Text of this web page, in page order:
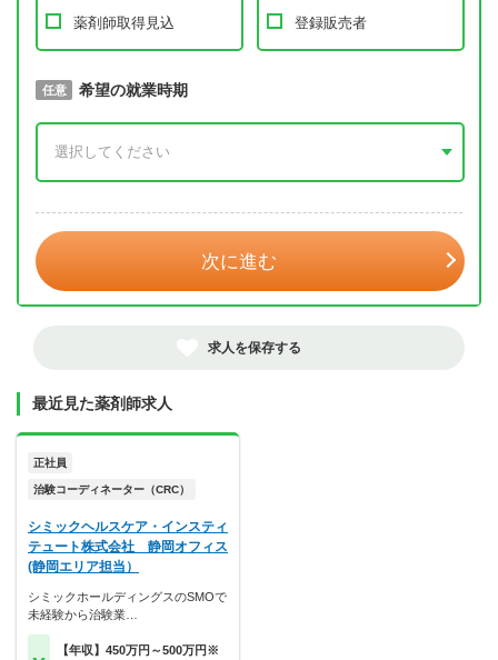
薬剤師取得見込 登録販売者
必須 取得予定年
任意 希望の就業時期
次に進む
求人を保存する
最近見た薬剤師求人
正社員
治験コーディネーター（CRC）
シミックヘルスケア・インスティ
テュート株式会社 静岡オフィス
(静岡エリア担当）
シミックホールディングスのSMOで
未経験から治験業…
【年収】450万円～500万円※